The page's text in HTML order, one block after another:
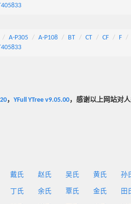
A-P305 A-P108 BT CT CF F
， YFull YTree v9.05.00，感谢以上网站对
戴氏 赵氏 吴氏 黄氏 孙
丁氏 余氏 覃氏 金氏 田